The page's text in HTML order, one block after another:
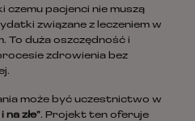
czemu pacjenci nie muszą
związane z leczeniem w
To duża oszczędność i
zdrowienia bez
może być uczestnictwo w
na złe”. Projekt ten oferuje